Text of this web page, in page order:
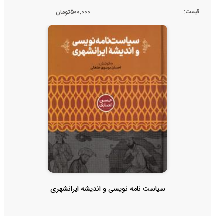
قیمت: 500,000تومان
سیاست نامه نویسی و اندیشه ایرانشهری